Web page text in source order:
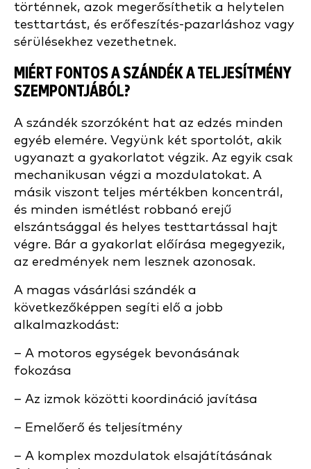
történnek, azok megerősíthetik a helytelen
testtartást, és erőfeszítés-pazarláshoz vagy
sérülésekhez vezethetnek.
MIÉRT FONTOS A SZÁNDÉK A TELJESÍTMÉNY
SZEMPONTJÁBÓL?
A szándék szorzóként hat az edzés minden
egyéb elemére. Vegyünk két sportolót, akik
ugyanazt a gyakorlatot végzik. Az egyik csak
mechanikusan végzi a mozdulatokat. A
másik viszont teljes mértékben koncentrál,
és minden ismétlést robbanó erejű
elszántsággal és helyes testtartással hajt
végre. Bár a gyakorlat előírása megegyezik,
az eredmények nem lesznek azonosak.
A magas vásárlási szándék a
következőképpen segíti elő a jobb
alkalmazkodást:
– A motoros egységek bevonásának
fokozása
– Az izmok közötti koordináció javítása
– Emelőerő és teljesítmény
– A komplex mozdulatok elsajátításának